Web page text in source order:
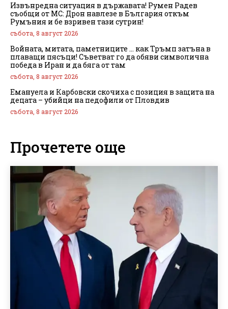
Извънредна ситуация в държавата! Румен Радев
съобщи от МС: Дрон навлезе в България откъм
Румъния и бе взривен тази сутрин!
събота, 8 август 2026
Войната, митата, паметниците … как Тръмп затъна в
плаващи пясъци! Съветват го да обяви символична
победа в Иран и да бяга от там
събота, 8 август 2026
Емануела и Карбовски скочиха с позиция в защита на
децата – убийци на педофили от Пловдив
събота, 8 август 2026
Прочетете още